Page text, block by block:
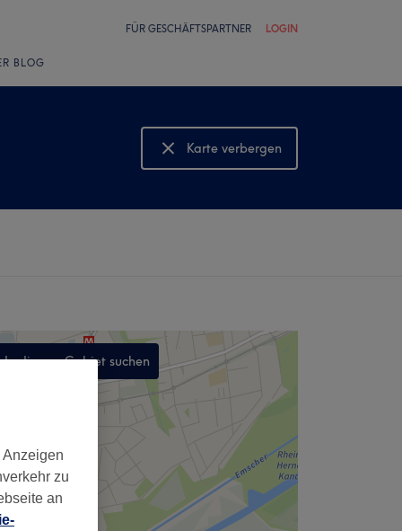
FÜR GESCHÄFTSPARTNER LOGIN
BLOG
Karte verbergen
Karte anzeigen
In diesem Gebiet suchen
zu
an